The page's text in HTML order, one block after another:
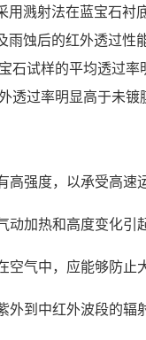
溅射法在蓝宝石
蚀后的红外透过
石试样的平均透过
透过率明显高于未镀
高强度，以承受高速
动加热和高度变化
气中，应能够防止
到中红外波段的辐